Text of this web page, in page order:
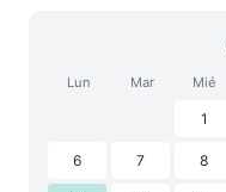
Lun Mar Mié
1
6 7 8